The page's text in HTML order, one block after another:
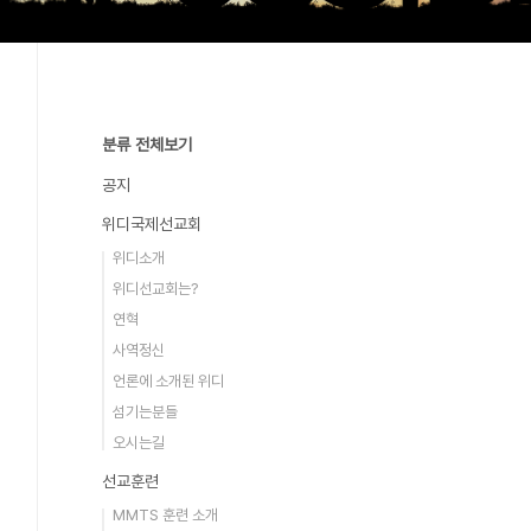
분류 전체보기
공지
위디국제선교회
위디소개
위디선교회는?
연혁
사역정신
언론에 소개된 위디
섬기는분들
오시는길
선교훈련
MMTS 훈련 소개